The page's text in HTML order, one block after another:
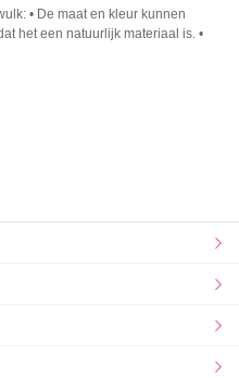
• De maat en kleur kunnen
het een natuurlijk materiaal is. •